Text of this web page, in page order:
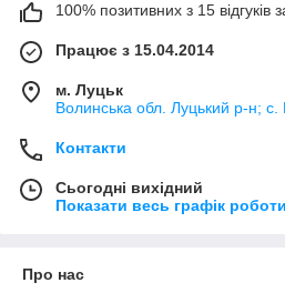
100% позитивних з 15 відгуків
Працює з 15.04.2014
м. Луцьк
Волинська обл. Луцький р-н; с.
Контакти
Сьогодні вихідний
Показати весь графік роботи
Про нас